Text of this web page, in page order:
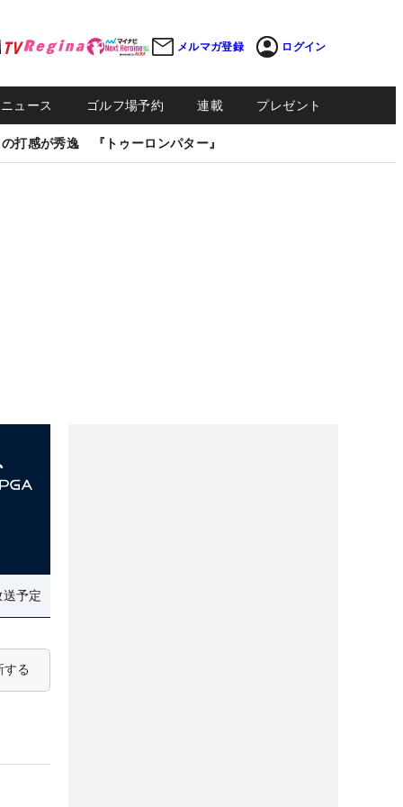
メルマガ登録 ログイン
ュース ゴルフ場予約 連載 プレゼント
打感が秀逸 『トゥーロンパター』
予定
する